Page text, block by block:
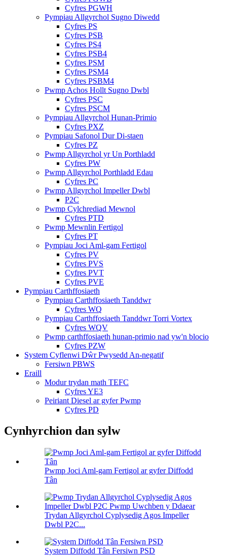
Cyfres PGWH
Pympiau Allgyrchol Sugno Diwedd
Cyfres PS
Cyfres PSB
Cyfres PS4
Cyfres PSB4
Cyfres PSM
Cyfres PSM4
Cyfres PSBM4
Pwmp Achos Hollt Sugno Dwbl
Cyfres PSC
Cyfres PSCM
Pympiau Allgyrchol Hunan-Primio
Cyfres PXZ
Pympiau Safonol Dur Di-staen
Cyfres PZ
Pwmp Allgyrchol yr Un Porthladd
Cyfres PW
Pwmp Allgyrchol Porthladd Edau
Cyfres PC
Pwmp Allgyrchol Impeller Dwbl
P2C
Pwmp Cylchrediad Mewnol
Cyfres PTD
Pwmp Mewnlin Fertigol
Cyfres PT
Pympiau Joci Aml-gam Fertigol
Cyfres PV
Cyfres PVS
Cyfres PVT
Cyfres PVE
Pympiau Carthffosiaeth
Pympiau Carthffosiaeth Tanddwr
Cyfres WQ
Pympiau Carthffosiaeth Tanddwr Torri Vortex
Cyfres WQV
Pwmp carthffosiaeth hunan-primio nad yw'n blocio
Cyfres PZW
System Cyflenwi Dŵr Pwysedd An-negatif
Fersiwn PBWS
Eraill
Modur trydan math TEFC
Cyfres YE3
Peiriant Diesel ar gyfer Pwmp
Cyfres PD
Cynhyrchion dan sylw
Pwmp Joci Aml-gam Fertigol ar gyfer Diffodd
Tân
Trydan Allgyrchol Cyplysedig Agos Impeller
Dwbl P2C...
System Diffodd Tân Fersiwn PSD